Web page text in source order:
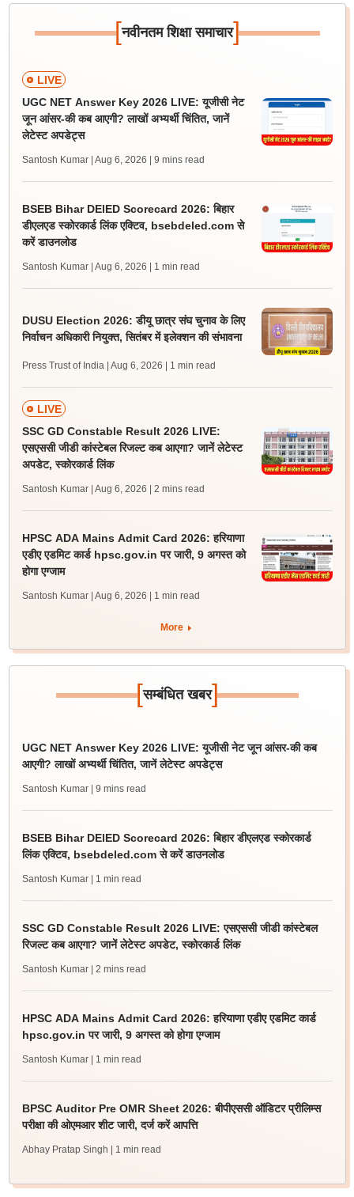
[नवीनतम शिक्षा समाचार]
LIVE
UGC NET Answer Key 2026 LIVE: यूजीसी नेट
जून आंसर-की कब आएगी? लाखों अभ्यर्थी चिंतित, जानें
लेटेस्ट अपडेट्स
Santosh Kumar | Aug 6, 2026 | 9 mins read
BSEB Bihar DElED Scorecard 2026: बिहार
डीएलएड स्कोरकार्ड लिंक एक्टिव, bsebdeled.com से
करें डाउनलोड
Santosh Kumar | Aug 6, 2026 | 1 min read
DUSU Election 2026: डीयू छात्र संघ चुनाव के लिए
निर्वाचन अधिकारी नियुक्त, सितंबर में इलेक्शन की संभावना
Press Trust of India | Aug 6, 2026 | 1 min read
LIVE
SSC GD Constable Result 2026 LIVE:
एसएससी जीडी कांस्टेबल रिजल्ट कब आएगा? जानें लेटेस्ट
अपडेट, स्कोरकार्ड लिंक
Santosh Kumar | Aug 6, 2026 | 2 mins read
HPSC ADA Mains Admit Card 2026: हरियाणा
एडीए एडमिट कार्ड hpsc.gov.in पर जारी, 9 अगस्त को
होगा एग्जाम
Santosh Kumar | Aug 6, 2026 | 1 min read
More
[सम्बंधित खबर]
UGC NET Answer Key 2026 LIVE: यूजीसी नेट जून आंसर-की कब
आएगी? लाखों अभ्यर्थी चिंतित, जानें लेटेस्ट अपडेट्स
Santosh Kumar | 9 mins read
BSEB Bihar DElED Scorecard 2026: बिहार डीएलएड स्कोरकार्ड
लिंक एक्टिव, bsebdeled.com से करें डाउनलोड
Santosh Kumar | 1 min read
SSC GD Constable Result 2026 LIVE: एसएससी जीडी कांस्टेबल
रिजल्ट कब आएगा? जानें लेटेस्ट अपडेट, स्कोरकार्ड लिंक
Santosh Kumar | 2 mins read
HPSC ADA Mains Admit Card 2026: हरियाणा एडीए एडमिट कार्ड
hpsc.gov.in पर जारी, 9 अगस्त को होगा एग्जाम
Santosh Kumar | 1 min read
BPSC Auditor Pre OMR Sheet 2026: बीपीएससी ऑडिटर प्रीलिम्स
परीक्षा की ओएमआर शीट जारी, दर्ज करें आपत्ति
Abhay Pratap Singh | 1 min read